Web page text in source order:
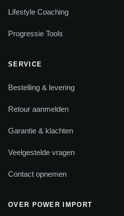
Lifestyle Coaching
Progressie Tools
SERVICE
Bestelling & levering
Retour aanmelden
Garantie & klachten
Veelgestelde vragen
Contact opnemen
OVER POWER IMPORT